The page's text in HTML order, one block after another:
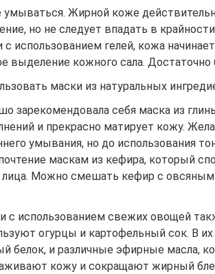
Жирной коже
но не следует впадать в
с использованием гелей, кожа
выделение кожного сала.
маски из натуральных
зарекомендовала себя маска из
и прекрасно матирует кожу.
умывания, но до использования
маскам из кефира, который
Можно смешать кефир с
с использованием свежих овощей
огурцы и картофельный сок. В
белок, и различные эфирные масла,
кожу и сокращают жирный